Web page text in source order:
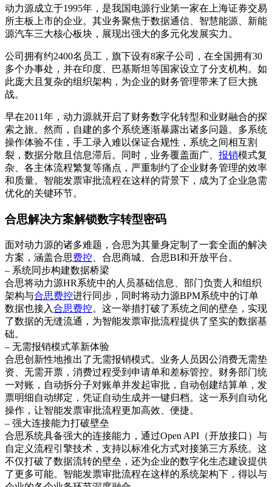
动力源成立于1995年，是我国电源行业第一家在上海证券交易
所主板上市的企业。其业务聚焦于数据通信、智慧能源、新能
源汽车三大核心板块，展现出强大的多元化发展实力。
公司拥有约2400名员工，旗下设有8家子公司，在全国拥有30
多个办事处，并在印度、巴基斯坦等国家设立了分支机构。如
此庞大且复杂的组织架构，为企业的财务管理带来了巨大挑
战。
早在2011年，动力源就开启了财务数字化转型和业财融合的探
索之旅。然而，自建的多个系统逐渐暴露出诸多问题。多系统
操作体验不佳，手工录入难以保证合规性，系统之间相互割
裂，数据分散且信息滞后。同时，业务覆盖面广、 报销模式复
杂、各主体流程繁复等痛点，严重制约了企业财务管理的效率
和质量。智能发票审批流程在这样的背景下，成为了企业急需
优化的关键环节。
合思解决方案解锁数字转型密码
面对动力源的诸多难题，合思为其量身定制了一套全面的解决
方案，涵盖合思费控 、合思商城、合思BI和开放平台。
– 系统同步构建数据桥梁
合思将动力源HR系统中的人员基础信息、部门负责人和组织
架构与合思费控进行同步，同时将动力源BPM系统中的订单
数据也接入合思费控。这一举措打破了系统之间的壁垒，实现
了数据的无缝流通，为智能发票审批流程提供了坚实的数据基
础。
– 无需报销模式革新体验
合思创新性地推出了无需报销模式。业务人员因公消费无需垫
资、无需开票，消费过程受到申请单和差标管控。财务部门统
一对账，自动拆分子对账单并发起审批，自动创建结算单，发
票明细自动绑定，凭证自动生成并一键归档。这一系列自动化
操作，让智能发票审批流程更加高效、便捷。
– 强大连接能力打破壁垒
合思系统具备强大的连接能力，通过Open API（开放接口）与
自定义流程引擎技术，支持以标准化方式对接第三方系统。这
不仅打破了数据流转的壁垒，还为企业的数字化生态建设提供
了更多可能。智能发票审批流程在这样的系统架构下，得以与